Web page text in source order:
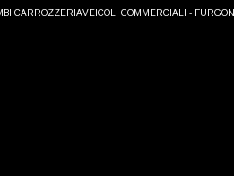
CARROZZERIAVEICOLI COMMERCIALI - FURGONI